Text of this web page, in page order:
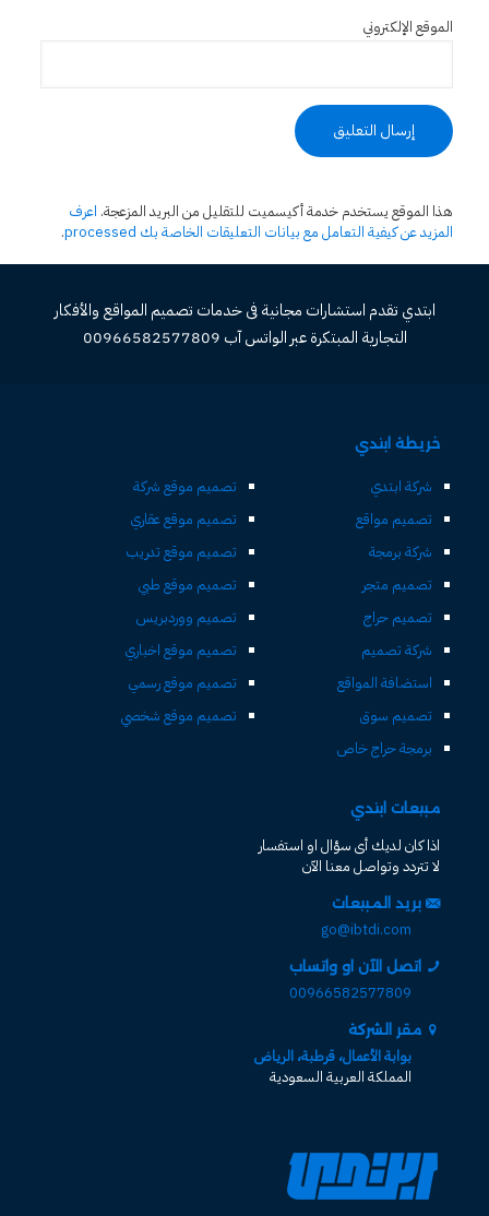
الموقع الإلكتروني
هذا الموقع يستخدم خدمة أكيسميت للتقليل من البريد المزعجة. اعرف
المزيد عن كيفية التعامل مع بيانات التعليقات الخاصة بك processed
.
ابتدي تقدم استشارات مجانية فى خدمات تصميم المواقع والأفكار
التجارية المبتكرة عبر الواتس آب 00966582577809
خريطة ابتدي
شركة ابتدي
تصميم مواقع
شركة برمجة
تصميم متجر
تصميم حراج
شركة تصميم
استضافة المواقع
تصميم سوق
برمجة حراج خاص
تصميم موقع شركة
تصميم موقع عقاري
تصميم موقع تدريب
تصميم موقع طبي
تصميم ووردبريس
تصميم موقع اخباري
تصميم موقع رسمي
تصميم موقع شخصي
مبيعات ابتدي
اذا كان لديك أى سؤال او استفسار
لا تتردد وتواصل معنا الآن
بريد المبيعات
go@ibtdi.com
اتصل الآن او واتساب
00966582577809
مقر الشركة
بوابة الأعمال، قرطبة، الرياض
المملكة العربية السعودية